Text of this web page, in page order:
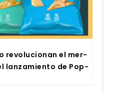
revo­lu­cio­nan el mer­
lan­za­mien­to de Pop­